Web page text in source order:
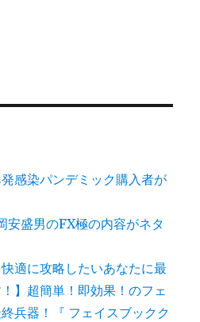
感染パンデミック購入者が
安盛男のFX極の内容がネタ
快適に攻略したいあなたに最
】超簡単！即効果！のフェ
兵器！『 フェイスブックク